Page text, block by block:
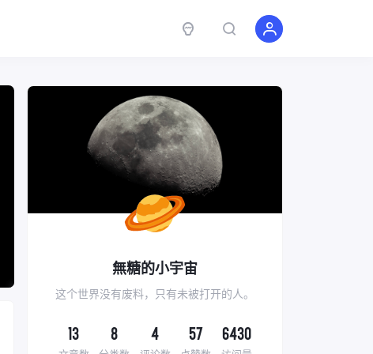
無糖的小宇宙
这个世界没有废料，只有未被打开的人。
13 8 4 57 6430